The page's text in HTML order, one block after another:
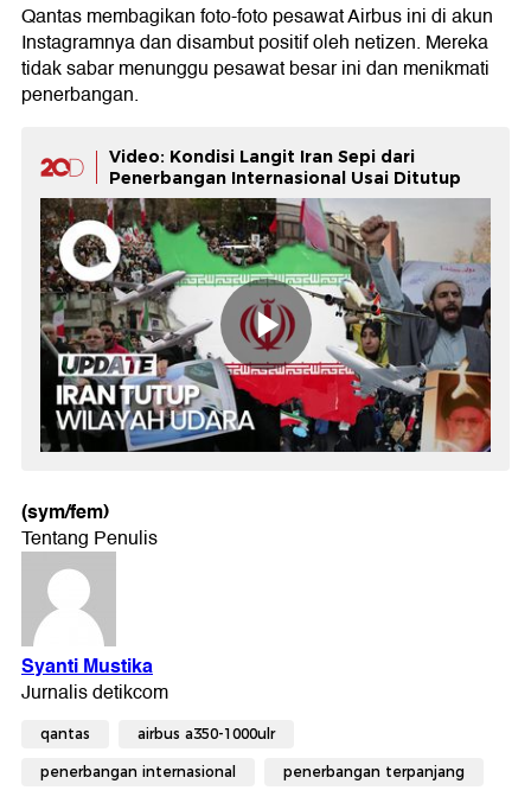
Qantas membagikan foto-foto pesawat Airbus ini di akun
Instagramnya dan disambut positif oleh netizen. Mereka
tidak sabar menunggu pesawat besar ini dan menikmati
penerbangan.
Video: Kondisi Langit Iran Sepi dari
Penerbangan Internasional Usai Ditutup
(sym/fem)
qantas airbus a350-1000ulr
penerbangan internasional penerbangan terpanjang